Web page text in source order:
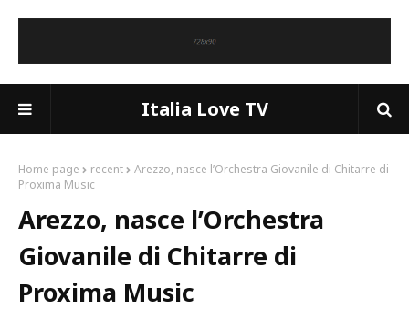
Italia Love TV
Home page recent
Arezzo, nasce l’Orchestra Giovanile di Chitarre di
Proxima Music
Arezzo, nasce l’Orchestra
Giovanile di Chitarre di
Proxima Music